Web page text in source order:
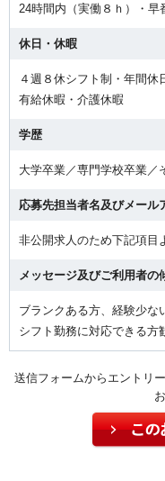
24時間内（実働８ｈ）・早
休日・休暇
４週８休シフト制・年間休
有給休暇・介護休暇
学歴
大学卒業／専門学校卒業／
応募先担当者名及びメール
非公開求人のため下記項目
メッセージ及びご利用者の
ブランクある方、経験少な
シフト勤務に対応できる方
送信フォームからエントリ